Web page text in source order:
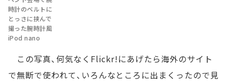
時計のベルトに
とっさに挟んで
撮った腕時計風
iPod nano
この写真、何気なくFlickr!にあげたら海外のサイト
で無断で使われて、いろんなところに出まくったので見